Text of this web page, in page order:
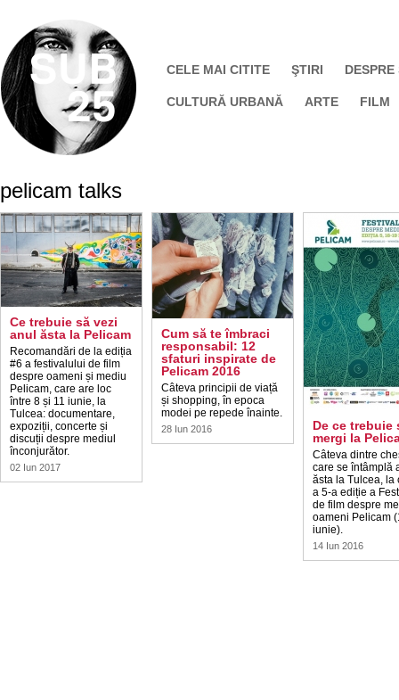
CELE MAI CITITE ŞTIRI DESPRE
CULTURĂ URBANĂ ARTE FILM
pelicam talks
Ce trebuie să vezi
anul ăsta la Pelicam
Recomandări de la ediția
#6 a festivalului de film
despre oameni și mediu
Pelicam, care are loc
între 8 și 11 iunie, la
Tulcea: documentare,
expoziții, concerte și
discuții despre mediul
înconjurător.
02 Iun 2017
Cum să te îmbraci
responsabil: 12
sfaturi inspirate de
Pelicam 2016
Câteva principii de viață
și shopping, în epoca
modei pe repede înainte.
28 Iun 2016
De ce trebuie
mergi la
Câteva dintre
care se întâmplă
ăsta la Tulcea, la
a 5-a ediție a
de film despre
oameni Pelicam
iunie).
14 Iun 2016